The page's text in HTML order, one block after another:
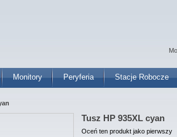
Monitory Peryferia Stacje Robocze
Tusz HP 935XL cyan
Oceń ten produkt jako pierwszy